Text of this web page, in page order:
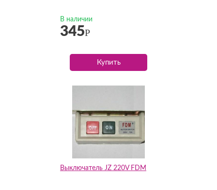
В наличии
345Р
Купить
Выключатель JZ 220V FDM